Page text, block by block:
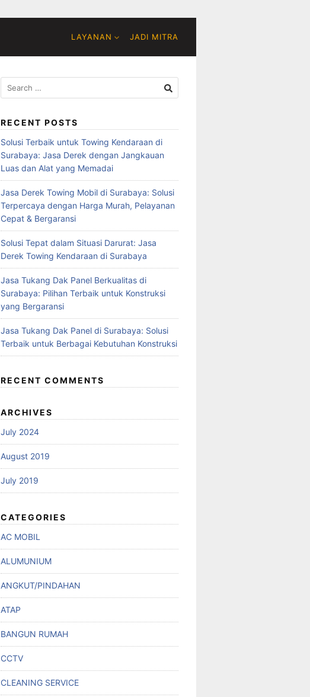
LAYANAN JADI MITRA
Search
for:
RECENT POSTS
Solusi Terbaik untuk Towing Kendaraan di
Surabaya: Jasa Derek dengan Jangkauan
Luas dan Alat yang Memadai
Jasa Derek Towing Mobil di Surabaya: Solusi
Terpercaya dengan Harga Murah, Pelayanan
Cepat & Bergaransi
Solusi Tepat dalam Situasi Darurat: Jasa
Derek Towing Kendaraan di Surabaya
Jasa Tukang Dak Panel Berkualitas di
Surabaya: Pilihan Terbaik untuk Konstruksi
yang Bergaransi
Jasa Tukang Dak Panel di Surabaya: Solusi
Terbaik untuk Berbagai Kebutuhan Konstruksi
RECENT COMMENTS
ARCHIVES
July 2024
August 2019
July 2019
CATEGORIES
AC MOBIL
ALUMUNIUM
ANGKUT/PINDAHAN
ATAP
BANGUN RUMAH
CCTV
CLEANING SERVICE